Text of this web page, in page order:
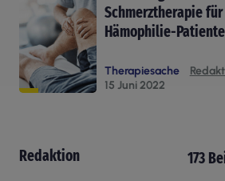
Schmerztherapie für
Hämophilie-
Therapiesache
15 Juni 2022
Redaktion 173